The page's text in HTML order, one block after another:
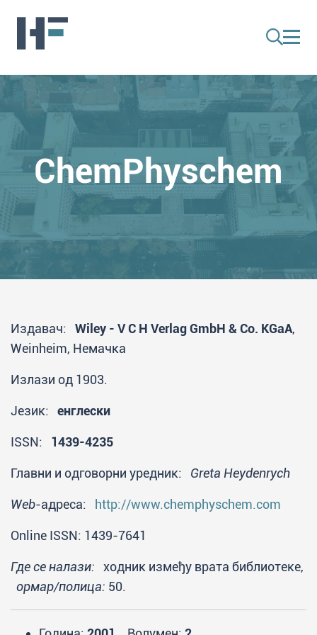
ChemPhyschem
Издавач: Wiley - V C H Verlag GmbH & Co. KGaA,
Weinheim, Немачка
Излази од 1903.
Језик: енглески
ISSN: 1439-4235
Главни и одговорни уредник: Greta Heydenrych
Web-адреса: http://www.chemphyschem.com
Online ISSN: 1439-7641
Где се налази: ходник између врата библиотеке,
ормар/полица: 50.